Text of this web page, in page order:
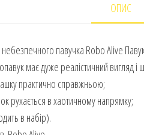
ОПИС
павучка Robo Alive
має дуже реалістичний вигляд і
практично справжньою;
рухається в хаотичному напрямку;
в набір).